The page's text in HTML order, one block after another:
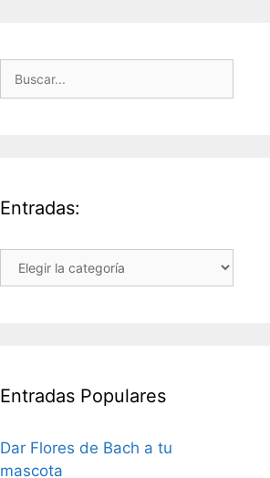
Buscar:
Entradas:
Entradas:
Entradas Populares
Dar Flores de Bach a tu
mascota